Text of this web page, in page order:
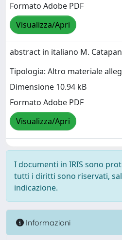
Formato Adobe PDF
Visualizza/Apri
abstract in italiano M.
Tipologia: Altro materiale
Dimensione 10.94 kB
Formato Adobe PDF
Visualizza/Apri
I documenti in IRIS sono
tutti i diritti sono riservati,
indicazione.
Informazioni